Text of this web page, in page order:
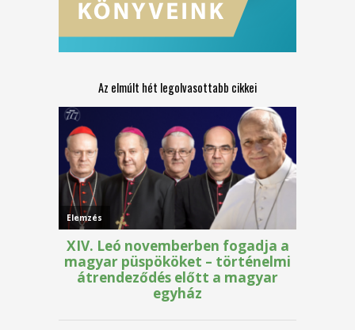
Az elmúlt hét legolvasottabb cikkei